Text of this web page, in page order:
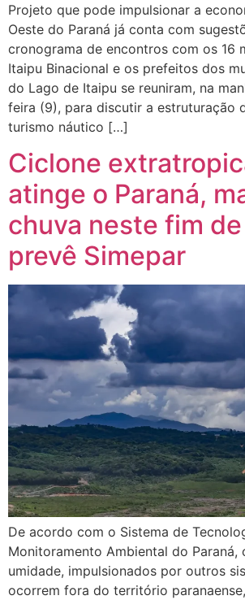
Projeto que pode impulsionar a
Oeste do Paraná já conta com
cronograma de encontros com os 16
Itaipu Binacional e os prefeitos dos
do Lago de Itaipu se reuniram, na
feira (9), para discutir a estruturação
turismo náutico […]
Ciclone
atinge o Paraná,
chuva neste fim
prevê Simepar
De acordo com o Sistema de
Monitoramento Ambiental do Paraná,
umidade, impulsionados por outros
ocorrem fora do território